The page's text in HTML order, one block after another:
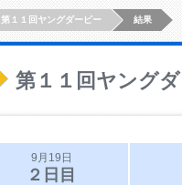
第１１回ヤングダービー 結果
第１１回ヤング
9月19日
２日目